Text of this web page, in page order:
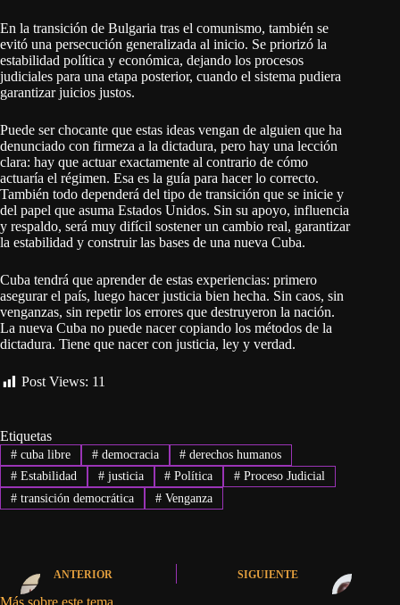
En la transición de Bulgaria tras el comunismo, también se
evitó una persecución generalizada al inicio. Se priorizó la
estabilidad política y económica, dejando los procesos
judiciales para una etapa posterior, cuando el sistema pudiera
garantizar juicios justos.
Puede ser chocante que estas ideas vengan de alguien que ha
denunciado con firmeza a la dictadura, pero hay una lección
clara: hay que actuar exactamente al contrario de cómo
actuaría el régimen. Esa es la guía para hacer lo correcto.
También todo dependerá del tipo de transición que se inicie y
del papel que asuma Estados Unidos. Sin su apoyo, influencia
y respaldo, será muy difícil sostener un cambio real, garantizar
la estabilidad y construir las bases de una nueva Cuba.
Cuba tendrá que aprender de estas experiencias: primero
asegurar el país, luego hacer justicia bien hecha. Sin caos, sin
venganzas, sin repetir los errores que destruyeron la nación.
La nueva Cuba no puede nacer copiando los métodos de la
dictadura. Tiene que nacer con justicia, ley y verdad.
Post Views: 11
Etiquetas
#cuba libre #democracia # derechos humanos
#Estabilidad #justicia # Política # Proceso Judicial
#transición democrática #Venganza
ANTERIOR SIGUIENTE
Más sobre este tema